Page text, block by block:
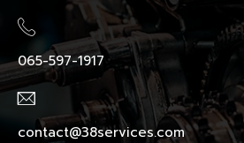
065-597-1917
contact@38services.com